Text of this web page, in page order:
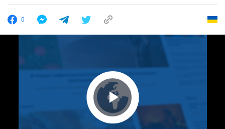
0
Play Video